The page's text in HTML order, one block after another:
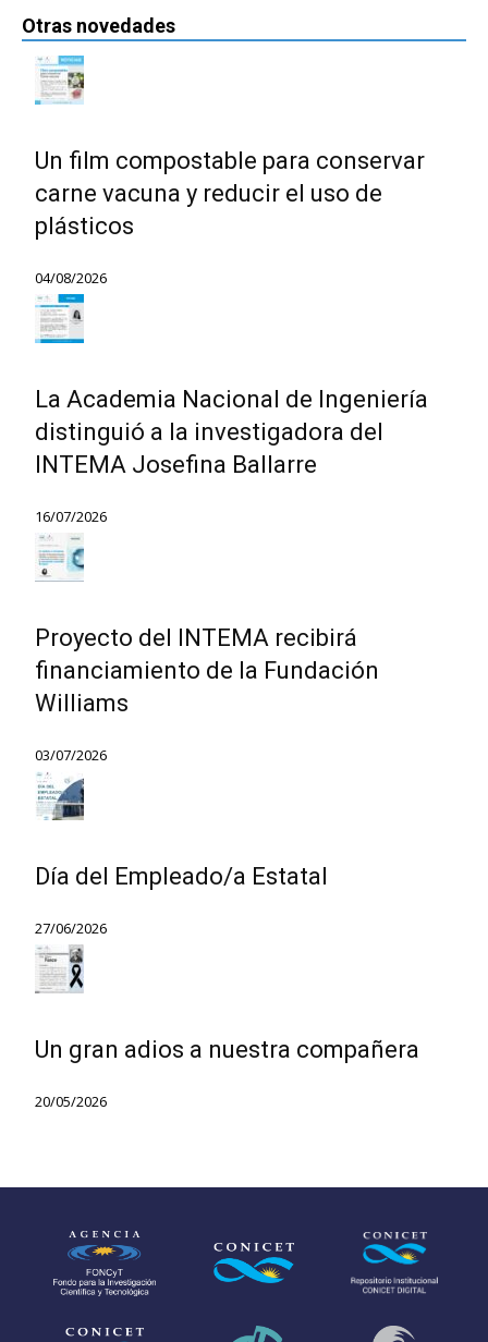
Otras novedades
Un film compostable para conservar
carne vacuna y reducir el uso de
plásticos
04/08/2026
La Academia Nacional de Ingeniería
distinguió a la investigadora del
INTEMA Josefina Ballarre
16/07/2026
Proyecto del INTEMA recibirá
financiamiento de la Fundación
Williams
03/07/2026
Día del Empleado/a Estatal
27/06/2026
Un gran adios a nuestra compañera
20/05/2026